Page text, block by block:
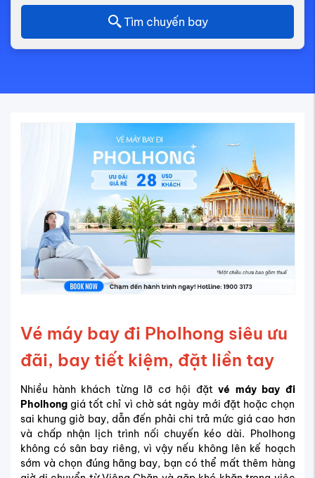
Tìm chuyến bay
Vé máy bay đi Pholhong siêu ưu
đãi, bay tiết kiệm, đặt liền tay
Nhiều hành khách từng lỡ cơ hội đặtvé máy bay đi
Pholhonggiá tốt chỉ vì chờ sát ngày mới đặt hoặc chọn
sai khung giờ bay, dẫn đến phải chi trả mức giá cao hơn
và chấp nhận lịch trình nối chuyến kéo dài. Pholhong
không có sân bay riêng, vì vậy nếu không lên kế hoạch
sớm và chọn đúng hãng bay, bạn có thể mất thêm hàng